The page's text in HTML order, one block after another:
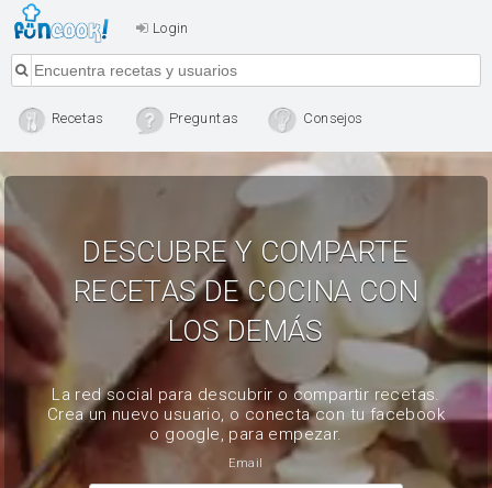
Login
Recetas Preguntas Consejos
DESCUBRE Y COMPARTE
RECETAS DE COCINA CON
LOS DEMÁS
La red social para descubrir o compartir recetas.
Crea un nuevo usuario, o conecta con tu facebook
o google, para empezar.
Email